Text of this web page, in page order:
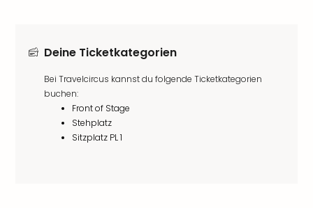
Deine Ticketkategorien
Bei Travelcircus kannst du folgende Ticketkategorien
buchen:
Front of Stage
Stehplatz
Sitzplatz PL 1